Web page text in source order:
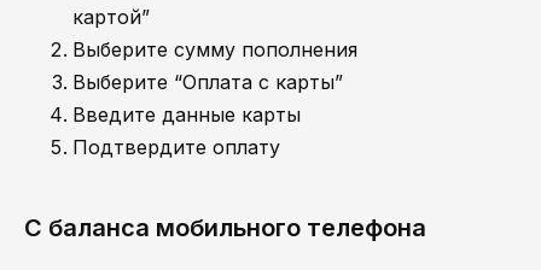
картой”
Выберите сумму пополнения
Выберите “Оплата с карты”
Введите данные карты
Подтвердите оплату
С баланса мобильного телефона